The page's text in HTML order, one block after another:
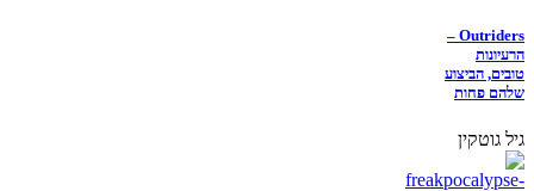
Outriders –
הרעיונות
טובים, הביצוע
שלהם פחות
גיל גוטקין